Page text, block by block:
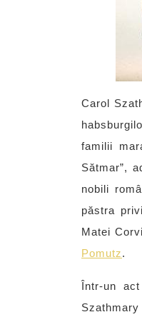
Carol
familii
Sătmar”,
nobili
păstra
Matei
Pomutz.
Într-un